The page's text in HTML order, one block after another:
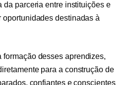
da parceria entre instituições e
destinadas à
formação desses aprendizes,
para a construção de
confiantes e conscientes